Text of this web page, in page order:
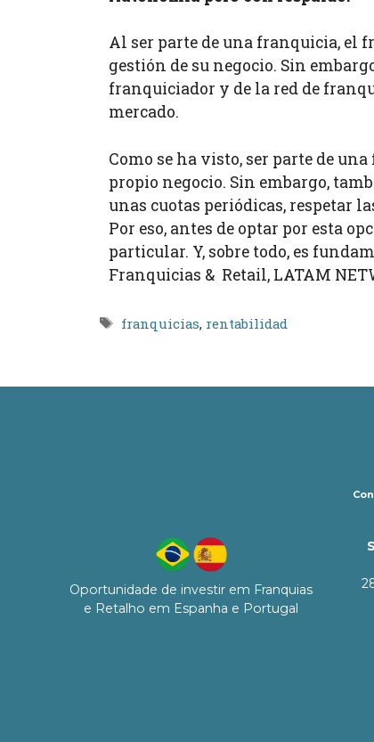
Al ser parte de una franquicia, el
gestión de su negocio. Sin
franquiciador y de la red de
mercado.
Como se ha visto, ser parte de
propio negocio. Sin embargo,
unas cuotas periódicas, respetar
Por eso, antes de optar por esta
particular. Y, sobre todo, es
Franquicias & Retail, LATAM
Etiquetas
franquicias, rentabilidad
Oportunidade de investir em Franquias
e Retalho em Espanha e Portugal